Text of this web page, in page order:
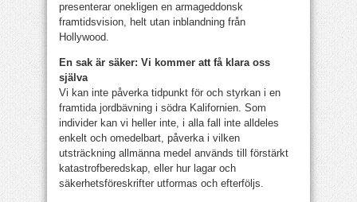
presenterar onekligen en armageddonsk
framtidsvision, helt utan inblandning från
Hollywood.
En sak är säker: Vi kommer att få klara oss
själva
Vi kan inte påverka tidpunkt för och styrkan i en
framtida jordbävning i södra Kalifornien. Som
individer kan vi heller inte, i alla fall inte alldeles
enkelt och omedelbart, påverka i vilken
utsträckning allmänna medel används till förstärkt
katastrofberedskap, eller hur lagar och
säkerhetsföreskrifter utformas och efterföljs.